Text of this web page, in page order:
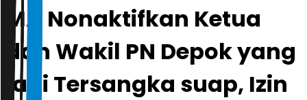
MA Nonaktifkan Ketua
dan Wakil PN Depok yang
jadi Tersangka suap, Izin